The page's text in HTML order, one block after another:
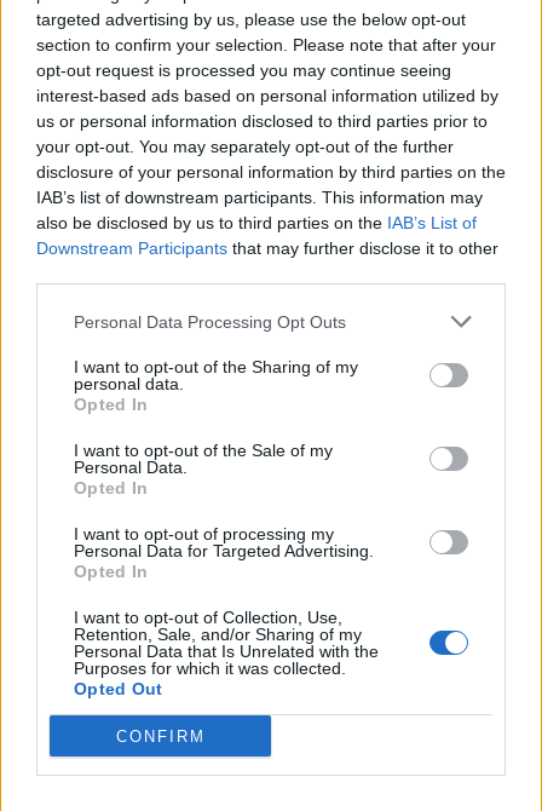
targeted advertising by us, please use the below opt-out
section to confirm your selection. Please note that after your
opt-out request is processed you may continue seeing
interest-based ads based on personal information utilized by
us or personal information disclosed to third parties prior to
your opt-out. You may separately opt-out of the further
disclosure of your personal information by third parties on the
IAB’s list of downstream participants. This information may
also be disclosed by us to third parties on the IAB’s List of
Downstream Participants that may further disclose it to other
Personal Data Processing Opt Outs
I want to opt-out of the Sharing of my
personal data.
Opted In
I want to opt-out of the Sale of my
Personal Data.
Opted In
I want to opt-out of processing my
Personal Data for Targeted Advertising.
Opted In
I want to opt-out of Collection, Use,
Retention, Sale, and/or Sharing of my
Personal Data that Is Unrelated with the
Purposes for which it was collected.
Opted Out
CONFIRM